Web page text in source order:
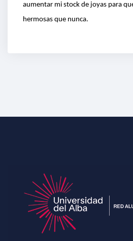
aumentar mi stock de joyas para
hermosas que nunca.